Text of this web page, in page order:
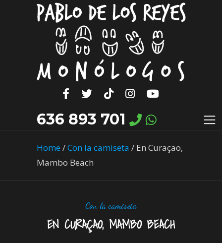
636 893 701
Home/Con la camiseta / En Curaçao,
Mambo Beach
Con la camiseta
EN CURAÇAO, MAMBO BEACH